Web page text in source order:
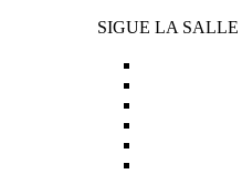
SIGUE LA SALLE